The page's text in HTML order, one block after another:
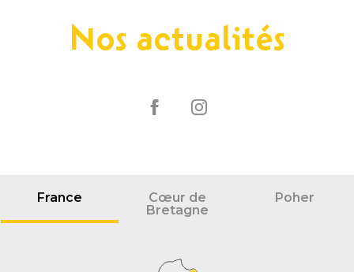
Nos actualités
France
Cœur de
Bretagne
Poher